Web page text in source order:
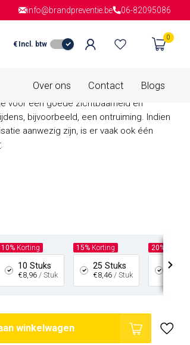
Gratis verzendingvanaf € 150,- in
info@brandpreventie.be 06-82095086
€ Incl. btw
0
Over ons Contact Blogs
voor een goede zichtbaarheid en
bijvoorbeeld, een ontruiming. Indien
aanwezig zijn, is er vaak ook één
.
10% Korting
10 Stuks
€8,96 / Stuk
15% Korting
25 Stuks
€8,46 / Stuk
20%
100
winkelwagen